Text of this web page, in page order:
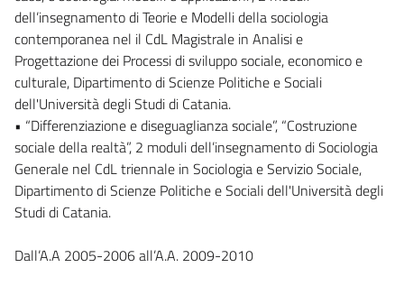
dell’insegnamento di Teorie e Modelli della sociologia
contemporanea nel il CdL Magistrale in Analisi e
Progettazione dei Processi di sviluppo sociale, economico e
culturale, Dipartimento di Scienze Politiche e Sociali
dell'Università degli Studi di Catania.
• “Differenziazione e diseguaglianza sociale”, “Costruzione
sociale della realtà”, 2 moduli dell’insegnamento di Sociologia
Generale nel CdL triennale in Sociologia e Servizio Sociale,
Dipartimento di Scienze Politiche e Sociali dell'Università degli
Studi di Catania.
Dall’A.A 2005-2006 all’A.A. 2009-2010